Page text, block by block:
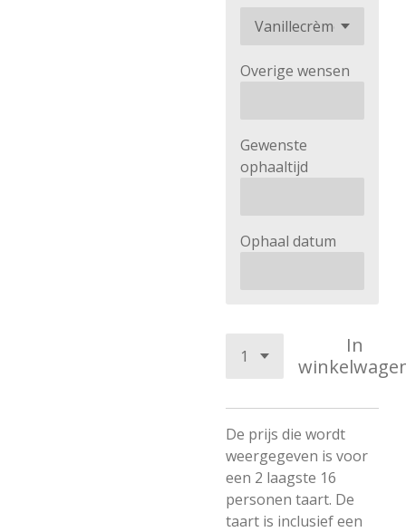
Overige wensen
Gewenste
ophaaltijd
Ophaal datum
In
De prijs die wordt
weergegeven is voor
een 2 laagste 16
personen taart. De
taart is inclusief een